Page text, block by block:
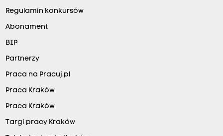
Regulamin konkursów
Abonament
BIP
Partnerzy
Praca na Pracuj.pl
Praca Kraków
Praca Kraków
Targi pracy Kraków